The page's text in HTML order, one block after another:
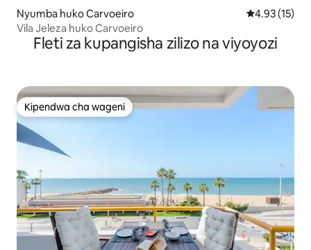
Nyumba huko Carvoeiro Ukadiriaji wa
4.93 (15)
Vila Jeleza huko Carvoeiro
Fleti za kupangisha zilizo na viyoyozi
Kipendwa cha wageni
Kipendwa cha wageni